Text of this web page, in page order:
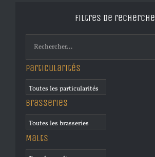
Filtres de recherche
Particularités
Brasseries
Malts